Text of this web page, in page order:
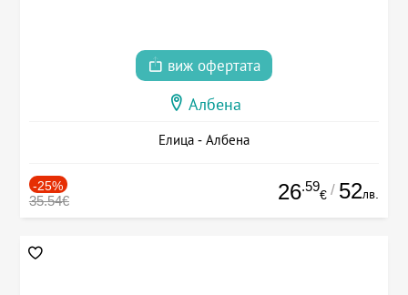
виж офертата
Албена
Елица - Албена
-25%
35.54€ 26.59
€ / 52лв.